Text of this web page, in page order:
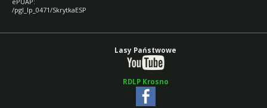
/pgl_lp_0471/SkrytkaESP
Lasy Państwowe
RDLP Krosno